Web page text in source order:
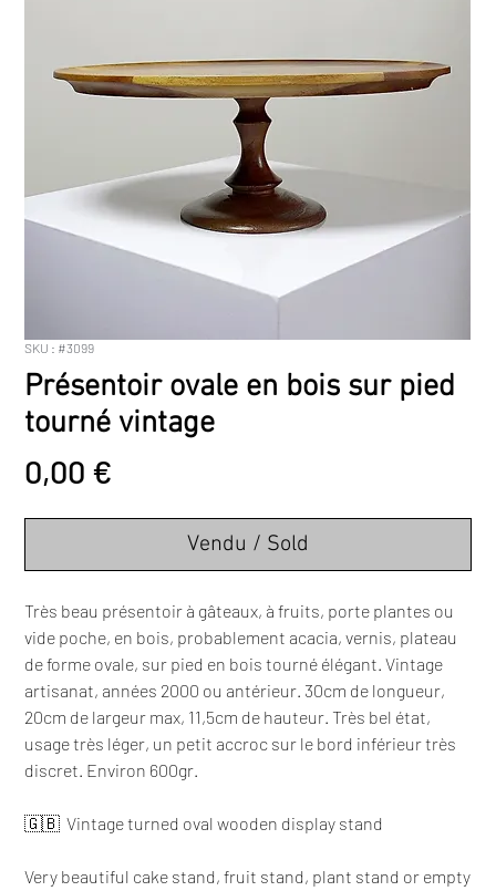
SKU : #3099
Présentoir ovale en bois sur pied
tourné vintage
0,00 €
Vendu / Sold
Très beau présentoir à gâteaux, à fruits, porte plantes ou
vide poche, en bois, probablement acacia, vernis, plateau
de forme ovale, sur pied en bois tourné élégant. Vintage
artisanat, années 2000 ou antérieur. 30cm de longueur,
20cm de largeur max, 11,5cm de hauteur. Très bel état,
usage très léger, un petit accroc sur le bord inférieur très
discret. Environ 600gr.
🇬🇧 Vintage turned oval wooden display stand
Very beautiful cake stand, fruit stand, plant stand or empty